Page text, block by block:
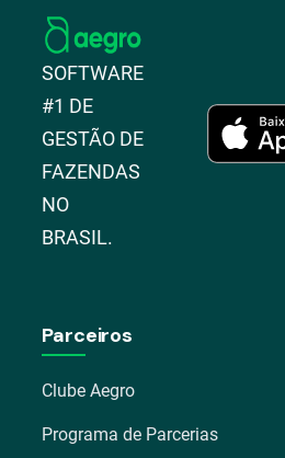
SOFTWARE
#1 DE
GESTÃO DE
FAZENDAS
NO
BRASIL.
Parceiros
Clube Aegro
Programa de Parcerias